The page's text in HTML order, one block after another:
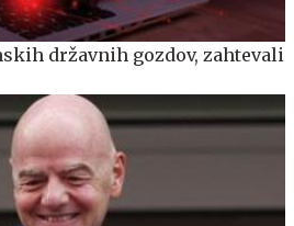
državnih gozdov, zahtevali